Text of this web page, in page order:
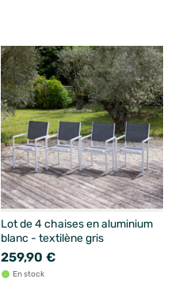
Lot de 4 chaises en aluminium
blanc - textilène gris
259,90 €
En stock